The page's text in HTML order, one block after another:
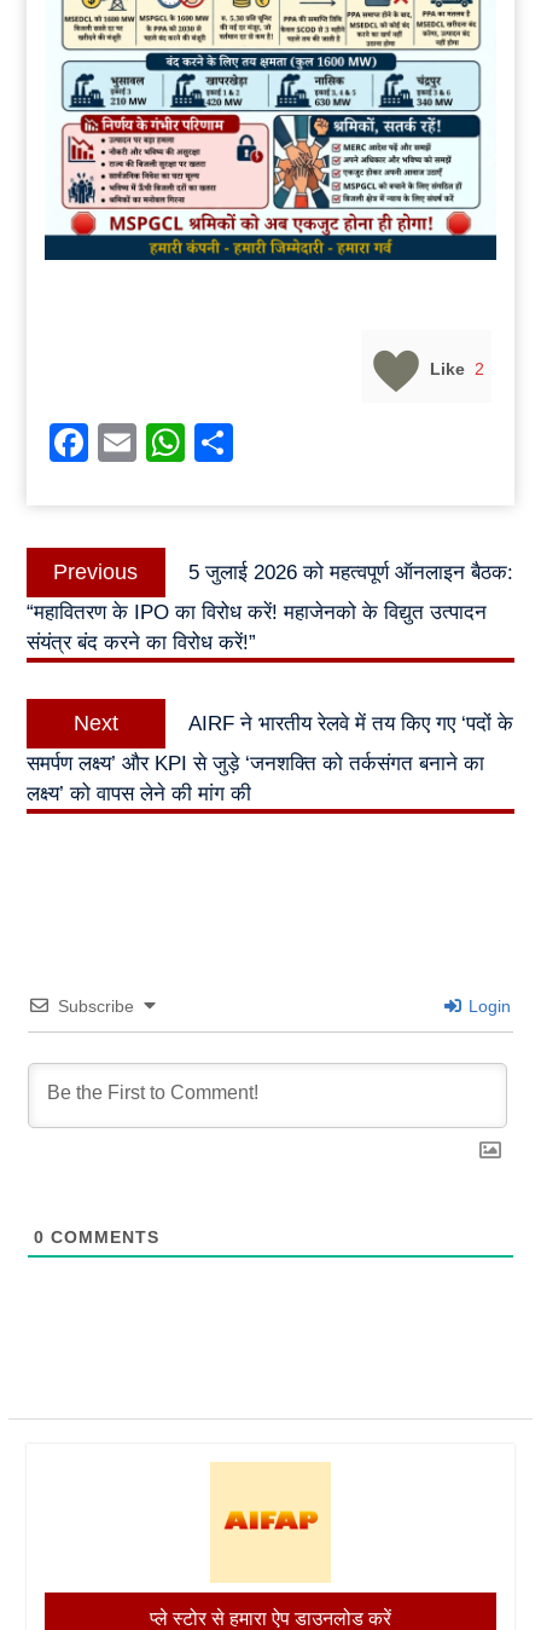
Like 2
Facebook
EmailWhatsApp
Share
Post
navigation
Previous
Previous
post:
5 जुलाई 2026 को महत्वपूर्ण ऑनलाइन बैठक:
“महावितरण के IPO का विरोध करें! महाजेनको के विद्युत उत्पादन
संयंत्र बंद करने का विरोध करें!”
Next
post:
AIRF ने भारतीय रेलवे में तय किए गए ‘पदों के
समर्पण लक्ष्य’ और KPI से जुड़े ‘जनशक्ति को तर्कसंगत बनाने का
लक्ष्य’ को वापस लेने की मांग की
Subscribe Login
0 COMMENTS
प्ले स्टोर से हमारा ऐप डाउनलोड करें